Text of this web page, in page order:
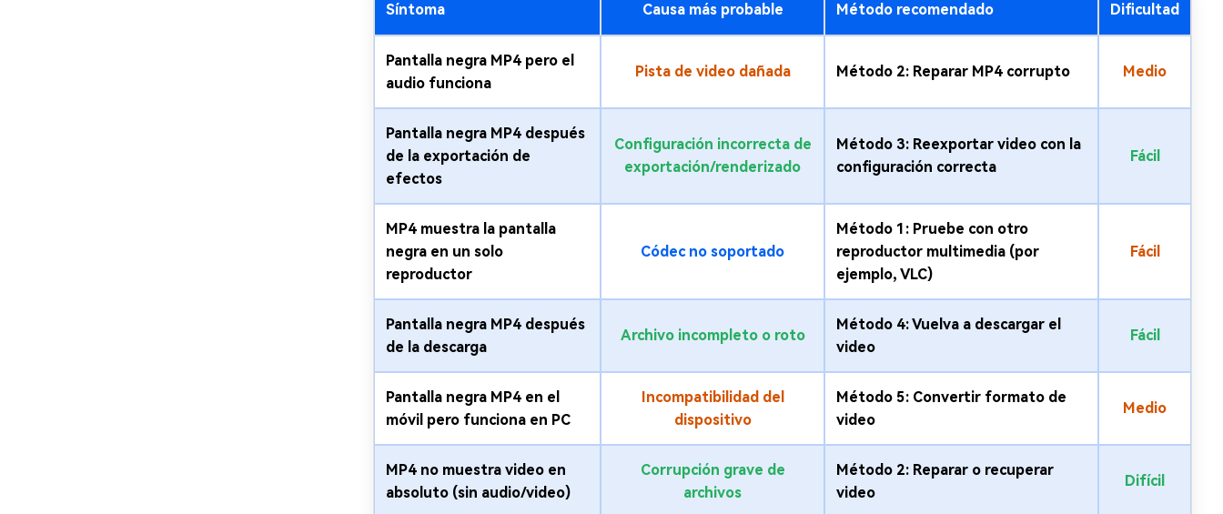
Síntoma Causa más probable Método recomendado Dificultad
Pantalla negra MP4 pero el
audio funciona
Pista de video dañada Método 2: Reparar MP4 corrupto Medio
Pantalla negra MP4 después
de la exportación de
efectos
Configuración incorrecta de
exportación/renderizado
Método 3: Reexportar video con la
configuración correcta
Fácil
MP4 muestra la pantalla
negra en un solo
reproductor
Códec no soportado
Método 1: Pruebe con otro
reproductor multimedia (por
ejemplo, VLC)
Fácil
Pantalla negra MP4 después
de la descarga
Archivo incompleto o roto
Método 4: Vuelva a descargar el
video
Fácil
Pantalla negra MP4 en el
móvil pero funciona en PC
Incompatibilidad del
dispositivo
Método 5: Convertir formato de
video
Medio
MP4 no muestra video en
absoluto (sin audio/video)
Corrupción grave de
archivos
Método 2: Reparar o recuperar
video
Difícil